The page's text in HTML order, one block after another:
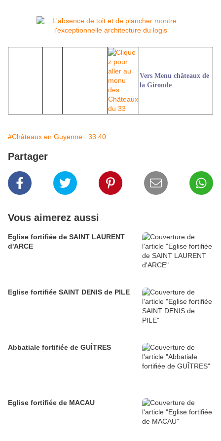
Vers Menu châteaux de
la Gironde
#Châteaux en Guyenne : 33 40
Partager
Vous aimerez aussi
Eglise fortifiée de SAINT LAURENT
d'ARCE
Eglise fortifiée SAINT DENIS de PILE
Abbatiale fortifiée de GUÎTRES
Eglise fortifiée de MACAU